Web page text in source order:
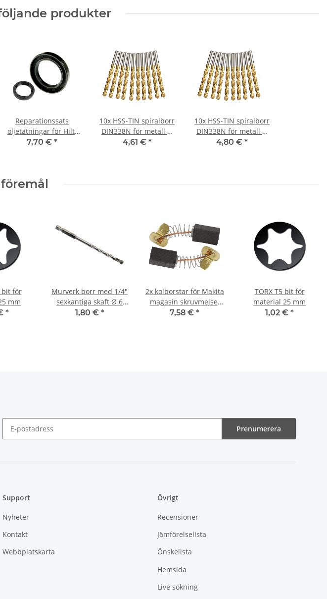
produkter
Reparationssats
oljetätningar för Hilti
TE17 TE22
7,70 € *
10x HSS-TIN spiralborr
DIN338N för metall Ø
6,6 mm
4,61 € *
10x HSS-TIN spiralborr
DIN338N för metall Ø
6,8 mm
4,80 € *
bit för
mm
*
Murverk borr med 1/4"
sexkantiga skaft Ø 6
mm
1,80 € *
2x kolborstar för Makita
magasin skruvmejsel
6834 5 x 8 x 12/13 mm
7,58 € *
TORX T5 bit för
material 25 mm
1,02 € *
Prenumerera
Support
Nyheter
Kontakt
Webbplatskarta
Övrigt
Recensioner
Jämförelselista
Önskelista
Hemsida
Live sökning